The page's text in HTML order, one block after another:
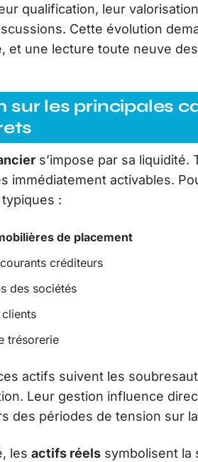
qualification, leur
Cette évolution
et une lecture toute neuve
sur les principales
s’impose par sa liquidité.
immédiatement activables.
:
de placement
créditeurs
des sociétés
trésorerie
actifs suivent les
Leur gestion influence
des périodes de tension sur
les actifs réels symbolisent la